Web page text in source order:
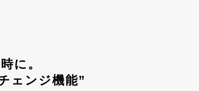
に。
ェンジ機能”